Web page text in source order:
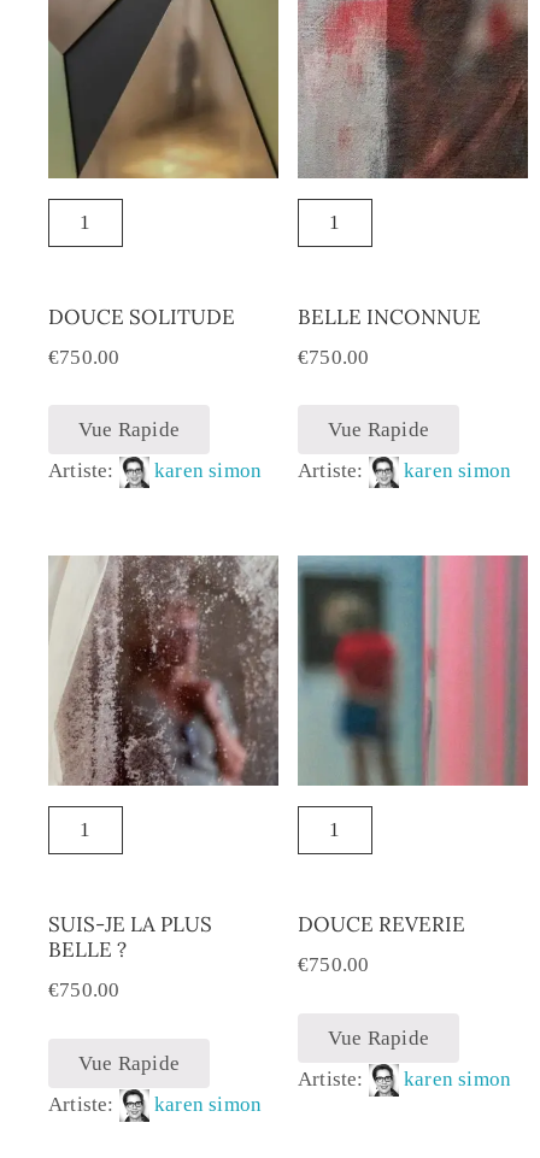
DOUCE SOLITUDE
€750.00
Vue Rapide
Artiste:
karen simon
BELLE INCONNUE
€750.00
Vue Rapide
Artiste:
karen simon
SUIS-JE LA PLUS
BELLE ?
€750.00
Vue Rapide
Artiste:
karen simon
DOUCE REVERIE
€750.00
Vue Rapide
Artiste:
karen simon